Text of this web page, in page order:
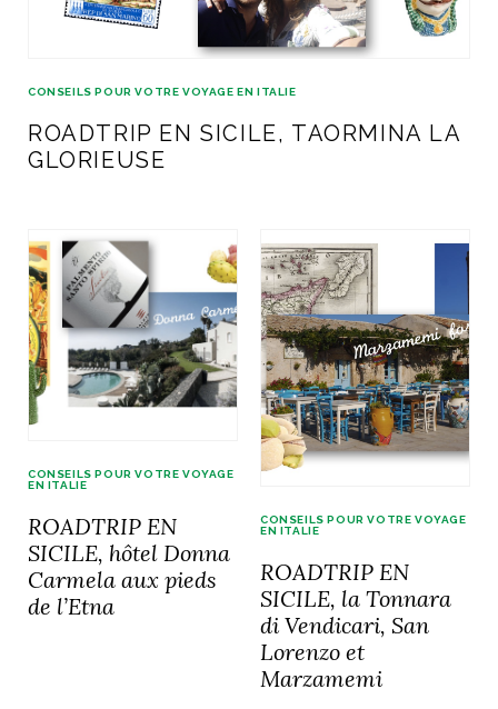
CONSEILS POUR VOTRE VOYAGE EN ITALIE
ROADTRIP EN SICILE, TAORMINA LA
GLORIEUSE
CONSEILS POUR VOTRE VOYAGE
EN ITALIE
ROADTRIP EN
SICILE, hôtel Donna
Carmela aux pieds
de l’Etna
CONSEILS POUR VOTRE VOYAGE
EN ITALIE
ROADTRIP EN
SICILE, la Tonnara
di Vendicari, San
Lorenzo et
Marzamemi